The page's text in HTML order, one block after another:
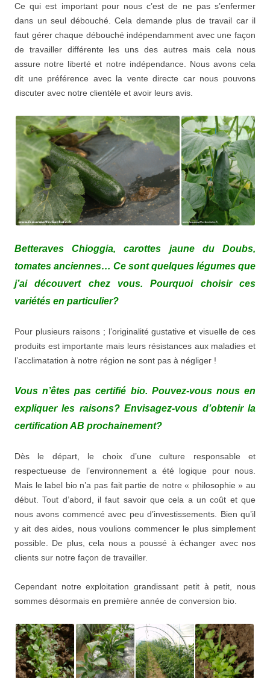
Ce qui est important pour nous c’est de ne pas s’enfermer
dans un seul débouché. Cela demande plus de travail car il
faut gérer chaque débouché indépendamment avec une façon
de travailler différente les uns des autres mais cela nous
assure notre liberté et notre indépendance. Nous avons cela
dit une préférence avec la vente directe car nous pouvons
discuter avec notre clientèle et avoir leurs avis.
Betteraves Chioggia, carottes jaune du Doubs,
tomates anciennes… Ce sont quelques légumes que
j’ai découvert chez vous. Pourquoi choisir ces
variétés en particulier?
Pour plusieurs raisons ; l’originalité gustative et visuelle de ces
produits est importante mais leurs résistances aux maladies et
l’acclimatation à notre région ne sont pas à négliger !
Vous n’êtes pas certifié bio. Pouvez-vous nous en
expliquer les raisons? Envisagez-vous d’obtenir la
certification AB prochainement?
Dès le départ, le choix d’une culture responsable et
respectueuse de l’environnement a été logique pour nous.
Mais le label bio n’a pas fait partie de notre « philosophie » au
début. Tout d’abord, il faut savoir que cela a un coût et que
nous avons commencé avec peu d’investissements. Bien qu’il
y ait des aides, nous voulions commencer le plus simplement
possible. De plus, cela nous a poussé à échanger avec nos
clients sur notre façon de travailler.
Cependant notre exploitation grandissant petit à petit, nous
sommes désormais en première année de conversion bio.